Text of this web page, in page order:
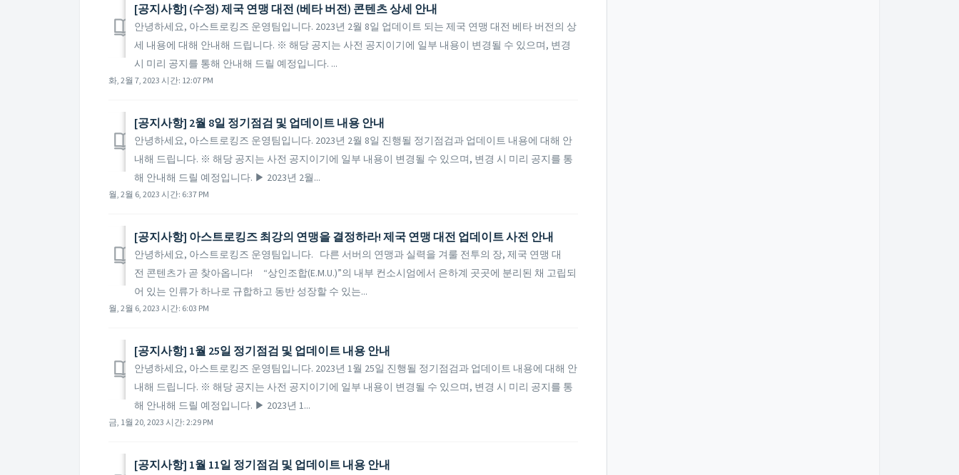
[공지사항] (수정) 제국 연맹 대전 (베타 버전) 콘텐츠 상세 안내
안녕하세요, 아스트로킹즈 운영팀입니다. 2023년 2월 8일 업데이트 되는 제국 연맹 대전 베타 버전의 상
세 내용에 대해 안내해 드립니다. ※ 해당 공지는 사전 공지이기에 일부 내용이 변경될 수 있으며, 변경
시 미리 공지를 통해 안내해 드릴 예정입니다. ...
화, 2월 7, 2023 시간: 12:07 PM
[공지사항] 2월 8일 정기점검 및 업데이트 내용 안내
안녕하세요, 아스트로킹즈 운영팀입니다. 2023년 2월 8일 진행될 정기점검과 업데이트 내용에 대해 안
내해 드립니다. ※ 해당 공지는 사전 공지이기에 일부 내용이 변경될 수 있으며, 변경 시 미리 공지를 통
해 안내해 드릴 예정입니다. ▶ 2023년 2월...
월, 2월 6, 2023 시간: 6:37 PM
[공지사항] 아스트로킹즈 최강의 연맹을 결정하라! 제국 연맹 대전 업데이트 사전 안내
안녕하세요, 아스트로킹즈 운영팀입니다. 다른 서버의 연맹과 실력을 겨룰 전투의 장, 제국 연맹 대
전 콘텐츠가 곧 찾아옵니다! “상인조합(E.M.U.)”의 내부 컨소시엄에서 은하계 곳곳에 분리된 채 고립되
어 있는 인류가 하나로 규합하고 동반 성장할 수 있는...
월, 2월 6, 2023 시간: 6:03 PM
[공지사항] 1월 25일 정기점검 및 업데이트 내용 안내
안녕하세요, 아스트로킹즈 운영팀입니다. 2023년 1월 25일 진행될 정기점검과 업데이트 내용에 대해 안
내해 드립니다. ※ 해당 공지는 사전 공지이기에 일부 내용이 변경될 수 있으며, 변경 시 미리 공지를 통
해 안내해 드릴 예정입니다. ▶ 2023년 1...
금, 1월 20, 2023 시간: 2:29 PM
[공지사항] 1월 11일 정기점검 및 업데이트 내용 안내